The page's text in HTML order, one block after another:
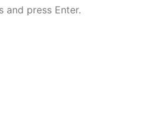
and press Enter.